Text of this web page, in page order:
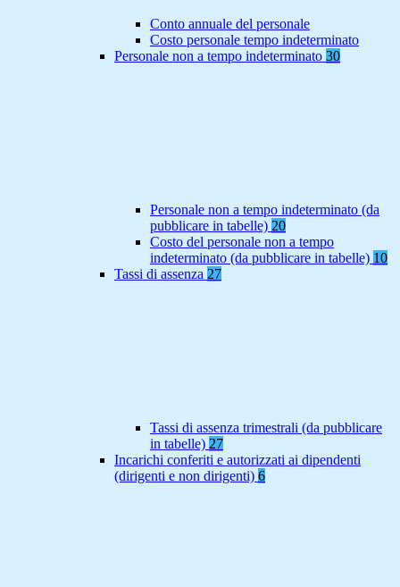
Conto annuale del personale
Costo personale tempo indeterminato
Personale non a tempo indeterminato 30
Personale non a tempo indeterminato (da
pubblicare in tabelle) 20
Costo del personale non a tempo
indeterminato (da pubblicare in tabelle) 10
Tassi di assenza 27
Tassi di assenza trimestrali (da pubblicare
in tabelle) 27
Incarichi conferiti e autorizzati ai dipendenti
(dirigenti e non dirigenti) 6